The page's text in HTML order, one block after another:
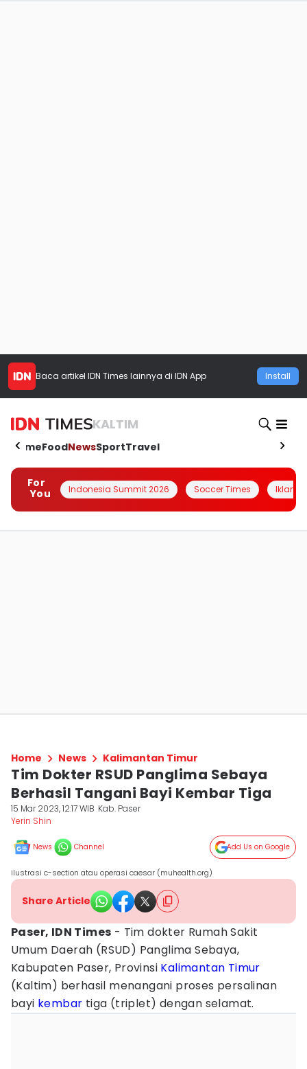
Baca artikel IDN Times lainnya di IDN App Install
KALTIM
HomeFoodNewsSportTravel
For
You
Indonesia Summit 2026 Soccer Times Iklanin
Home News Kalimantan Timur
Tim Dokter RSUD Panglima Sebaya
Berhasil Tangani Bayi Kembar Tiga
15 Mar 2023, 12:17 WIB Kab. Paser
Yerin Shin
News Channel Add Us on Google
ilustrasi c-section atau operasi caesar (muhealth.org)
Share Article
Paser, IDN Times - Tim dokter Rumah Sakit
Umum Daerah (RSUD) Panglima Sebaya,
Kabupaten Paser, Provinsi Kalimantan Timur
(Kaltim) berhasil menangani proses persalinan
bayi kembar tiga (triplet) dengan selamat.